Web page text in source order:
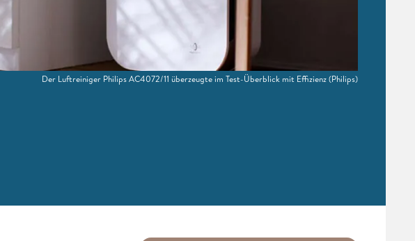
Der Luftreiniger Philips AC4072/11 überzeugte im Test-Überblick mit Effizienz(Philips)